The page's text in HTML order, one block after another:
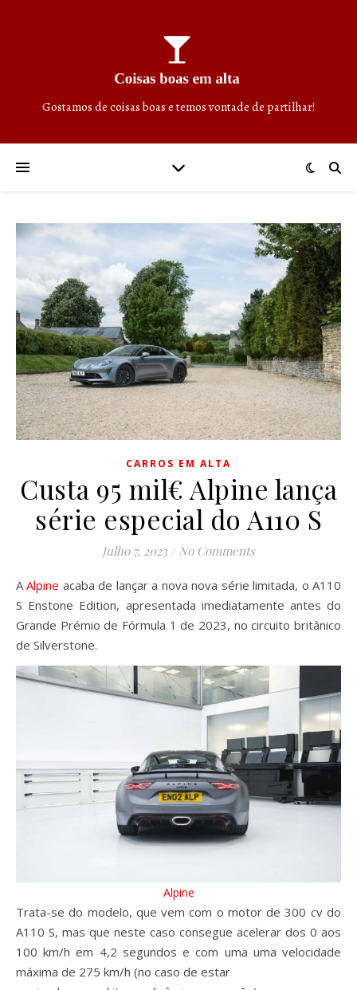
Gostamos de coisas boas e temos vontade de partilhar!
CARROS EM ALTA
Custa 95 mil€ Alpine lança
série especial do A110 S
Julho 7, 2023 / No Comments
AAlpine acaba de lançar a nova nova série limitada, o A110
S Enstone Edition, apresentada imediatamente antes do
Grande Prémio de Fórmula 1 de 2023, no circuito britânico
de Silverstone.
Alpine
Trata-se do modelo, que vem com o motor de 300 cv do
A110 S, mas que neste caso consegue acelerar dos 0 aos
100 km/h em 4,2 segundos e com uma uma velocidade
máxima de 275 km/h (no caso de estar